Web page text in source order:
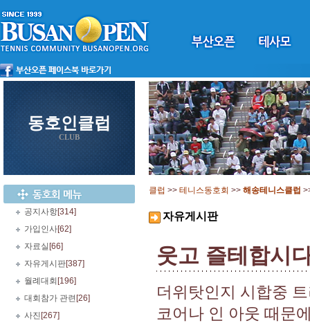
동호인클럽
CLUB
공지사항[314]
가입인사[62]
자료실 [66]
자유게시판[387]
월례대회 [196]
대회참가 관련 [26]
사진 [267]
클럽 >> 테니스동호회 >> 해송테니스클럽
자유게시판
웃고 즐테합시
더위탓인지 시합중
코어나 인 아웃 때문